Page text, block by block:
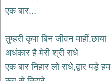
bhajans
भजन
hanuman
bhajans
साईं
एक बार...
तुम्हरी कृपा बिन जीवन माहीं,छाया
अधंकार है मेरी श्री राधे
एक बार निहार लो राधे,द्वार पड़े हम